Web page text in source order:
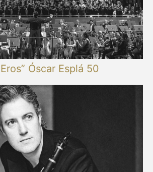
Óscar Esplá 50